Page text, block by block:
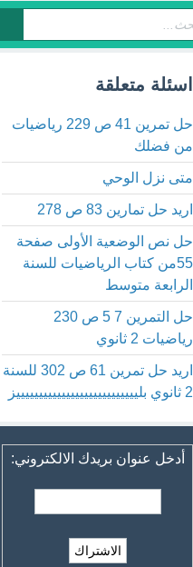
اسئلة متعلقة
حل تمرين 41 ص 229 رياضيات
من فضلك
متى نزل الوحي
اريد حل تمارين 83 ص 278
حل نص الوضعية الأولى صفحة
55من كتاب الرياضيات للسنة
الرابعة متوسط
حل التمرين 7 5 ص 230
رياضيات 2 ثانوي
اريد حل تمرين 61 ص 302 للسنة
2 ثانوي بليييييييييييييييييييييييييييز
أدخل عنوان بريدك الالكتروني: